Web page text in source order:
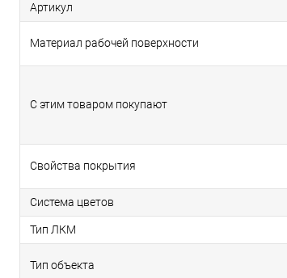
Артикул
Материал рабочей поверхности
С этим товаром покупают
Свойства покрытия
Система цветов
Тип ЛКМ
Тип объекта